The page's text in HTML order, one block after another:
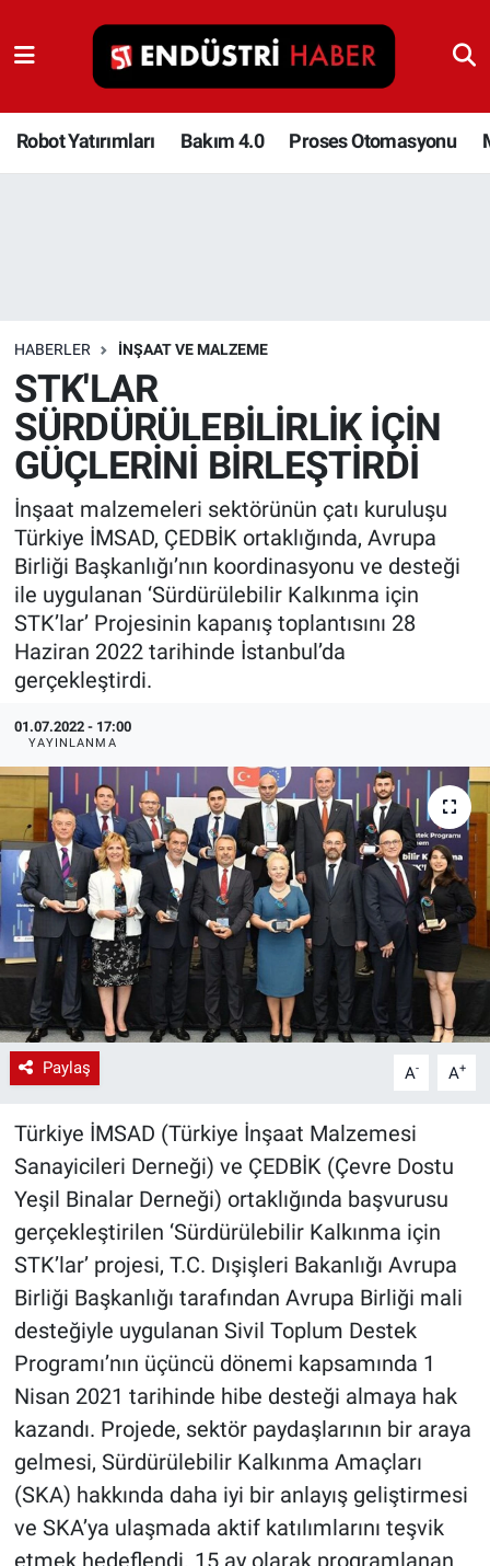
Robot Yatırımları Bakım 4.0 Proses Otomasyonu
HABERLER İNŞAAT VE MALZEME
STK'LAR
SÜRDÜRÜLEBİLİRLİK İÇİN
GÜÇLERİNİ BİRLEŞTİRDİ
İnşaat malzemeleri sektörünün çatı kuruluşu
Türkiye İMSAD, ÇEDBİK ortaklığında, Avrupa
Birliği Başkanlığı’nın koordinasyonu ve desteği
ile uygulanan ‘Sürdürülebilir Kalkınma için
STK’lar’ Projesinin kapanış toplantısını 28
Haziran 2022 tarihinde İstanbul’da
gerçekleştirdi.
01.07.2022 - 17:00
YAYINLANMA
Paylaş A- A+
Türkiye İMSAD (Türkiye İnşaat Malzemesi
Sanayicileri Derneği) ve ÇEDBİK (Çevre Dostu
Yeşil Binalar Derneği) ortaklığında başvurusu
gerçekleştirilen ‘Sürdürülebilir Kalkınma için
STK’lar’ projesi, T.C. Dışişleri Bakanlığı Avrupa
Birliği Başkanlığı tarafından Avrupa Birliği mali
desteğiyle uygulanan Sivil Toplum Destek
Programı’nın üçüncü dönemi kapsamında 1
Nisan 2021 tarihinde hibe desteği almaya hak
kazandı. Projede, sektör paydaşlarının bir araya
gelmesi, Sürdürülebilir Kalkınma Amaçları
(SKA) hakkında daha iyi bir anlayış geliştirmesi
ve SKA’ya ulaşmada aktif katılımlarını teşvik
Robot Yatırımları
Bakım 4.0
Depolama Çözümleri
İnşaat ve Malzeme
HaberOrtak
EndüstriST
Enerjisini Üreten Fabrikalar
Endüstri 4.0 Uygulamaları
Ağır Sanayi Çözümleri